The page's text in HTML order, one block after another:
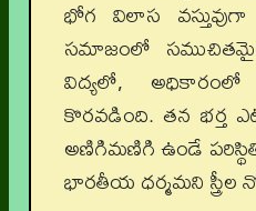
భోగ విలాస
సమాజంలో
విద్యలో,
కొరవడింది. తన భర్త
అణిగిమణిగి ఉండే
భారతీయ ధర్మమని